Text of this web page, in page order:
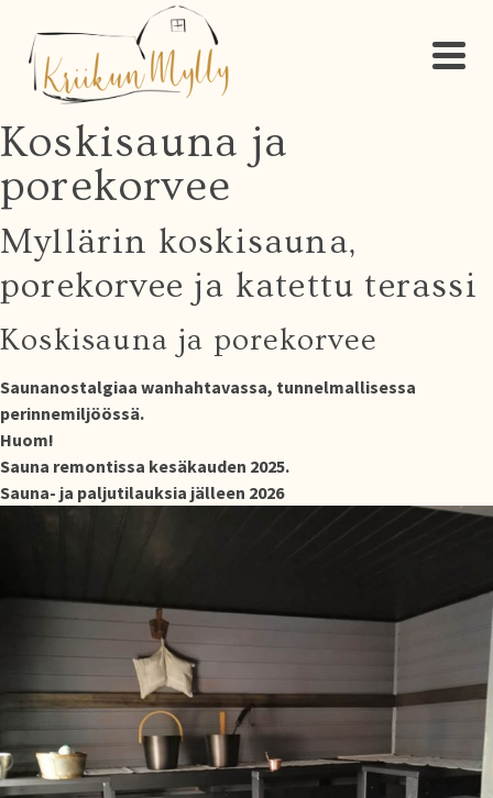
Koskisauna ja
porekorvee
Myllärin koskisauna,
porekorvee ja katettu terassi
Koskisauna ja porekorvee
Saunanostalgiaa wanhahtavassa, tunnelmallisessa
perinnemiljöössä.
Huom!
Sauna remontissa kesäkauden 2025.
Sauna- ja paljutilauksia jälleen 2026